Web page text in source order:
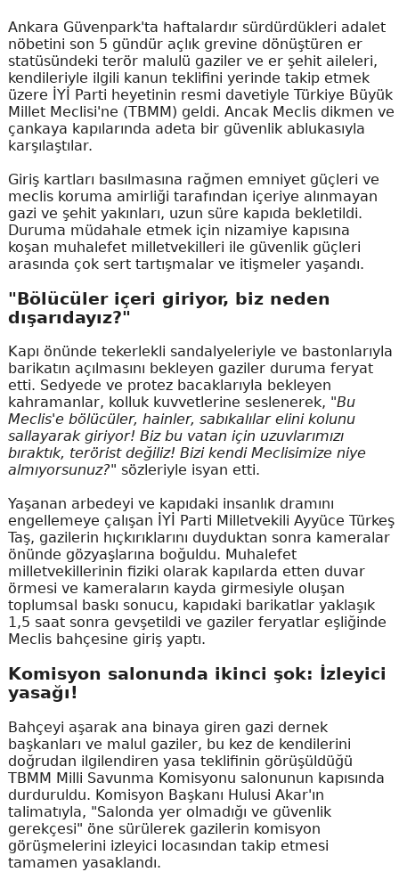
Ankara Güvenpark'ta haftalardır sürdürdükleri adalet
nöbetini son 5 gündür açlık grevine dönüştüren er
statüsündeki terör malulü gaziler ve er şehit aileleri,
kendileriyle ilgili kanun teklifini yerinde takip etmek
üzere İYİ Parti heyetinin resmi davetiyle Türkiye Büyük
Millet Meclisi'ne (TBMM) geldi. Ancak Meclis dikmen ve
çankaya kapılarında adeta bir güvenlik ablukasıyla
karşılaştılar.
Giriş kartları basılmasına rağmen emniyet güçleri ve
meclis koruma amirliği tarafından içeriye alınmayan
gazi ve şehit yakınları, uzun süre kapıda bekletildi.
Duruma müdahale etmek için nizamiye kapısına
koşan muhalefet milletvekilleri ile güvenlik güçleri
arasında çok sert tartışmalar ve itişmeler yaşandı.
"Bölücüler içeri giriyor, biz neden
dışarıdayız?"
Kapı önünde tekerlekli sandalyeleriyle ve bastonlarıyla
barikatın açılmasını bekleyen gaziler duruma feryat
etti. Sedyede ve protez bacaklarıyla bekleyen
kahramanlar, kolluk kuvvetlerine seslenerek, "Bu
Meclis'e bölücüler, hainler, sabıkalılar elini kolunu
sallayarak giriyor! Biz bu vatan için uzuvlarımızı
bıraktık, terörist değiliz! Bizi kendi Meclisimize niye
almıyorsunuz?" sözleriyle isyan etti.
Yaşanan arbedeyi ve kapıdaki insanlık dramını
engellemeye çalışan İYİ Parti Milletvekili Ayyüce Türkeş
Taş, gazilerin hıçkırıklarını duyduktan sonra kameralar
önünde gözyaşlarına boğuldu. Muhalefet
milletvekillerinin fiziki olarak kapılarda etten duvar
örmesi ve kameraların kayda girmesiyle oluşan
toplumsal baskı sonucu, kapıdaki barikatlar yaklaşık
1,5 saat sonra gevşetildi ve gaziler feryatlar eşliğinde
Meclis bahçesine giriş yaptı.
Komisyon salonunda ikinci şok: İzleyici
yasağı!
Bahçeyi aşarak ana binaya giren gazi dernek
başkanları ve malul gaziler, bu kez de kendilerini
doğrudan ilgilendiren yasa teklifinin görüşüldüğü
TBMM Milli Savunma Komisyonu salonunun kapısında
durduruldu. Komisyon Başkanı Hulusi Akar'ın
talimatıyla, "Salonda yer olmadığı ve güvenlik
gerekçesi" öne sürülerek gazilerin komisyon
görüşmelerini izleyici locasından takip etmesi
tamamen yasaklandı.